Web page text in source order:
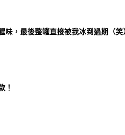
，最後整罐直接被我冰到過期（
！